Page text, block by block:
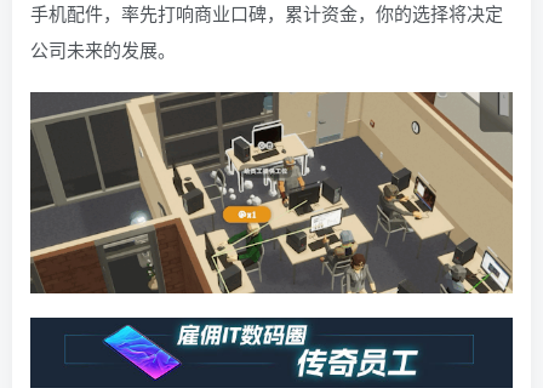
手机配件，率先打响商业口碑，累计资金，你的选择将决定
公司未来的发展。